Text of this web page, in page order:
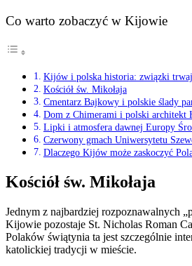
Co warto zobaczyć w Kijowie
Kijów i polska historia: związki
Kościół św. Mikołaja
Cmentarz Bajkowy i polskie ślady
Dom z Chimerami i polski architekt
Lipki i atmosfera dawnej Europy
Czerwony gmach Uniwersytetu
Dlaczego Kijów może zaskoczyć
Kościół św. Mikołaja
Jednym z najbardziej rozpoznawalnych
Kijowie pozostaje St. Nicholas Roman
Polaków świątynia ta jest szczególnie
katolickiej tradycji w mieście.